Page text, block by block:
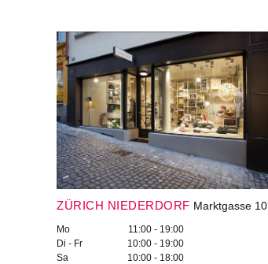
ZÜRICH NIEDERDORF Marktgasse 10
Mo
11:00 - 19:00
Di - Fr
10:00 - 19:00
Sa
10:00 - 18:00